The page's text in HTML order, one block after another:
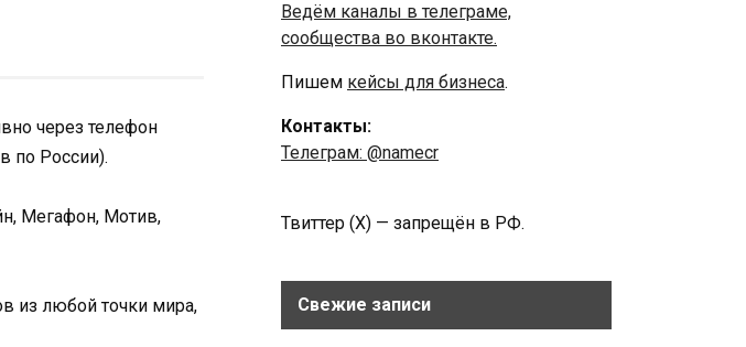
через телефон
по России).
Мегафон, Мотив,
из любой точки мира,
Ведём каналы в телеграме,
сообщества во вконтакте.
Пишем кейсы для бизнеса.
Контакты:
Телеграм: @namecr
Твиттер (Х) — запрещён в РФ.
Свежие записи